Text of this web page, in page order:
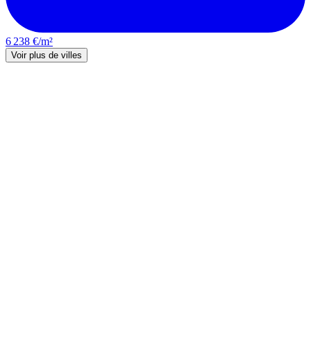
6 238 €/m²
Voir plus de villes